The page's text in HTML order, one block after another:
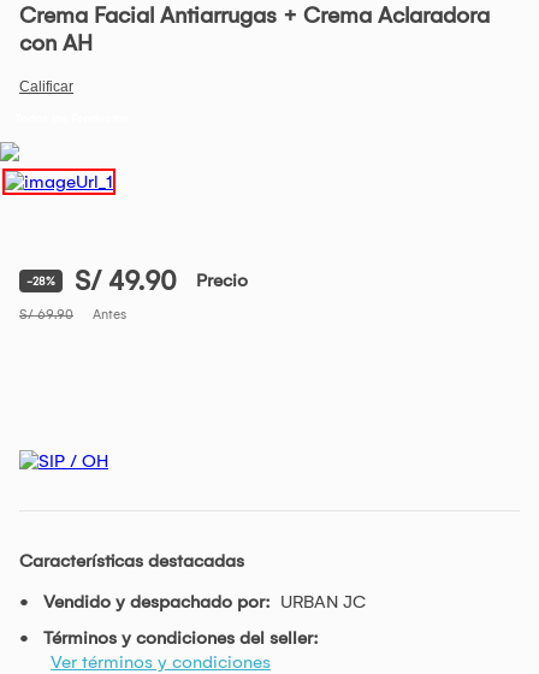
Crema Facial Antiarrugas + Crema Aclaradora
con AH
-28% S/ 49.90 Precio
S/ 69.90 Antes
Características destacadas
Vendido y despachado por: URBAN JC
Términos y condiciones del seller:
Ver términos y condiciones